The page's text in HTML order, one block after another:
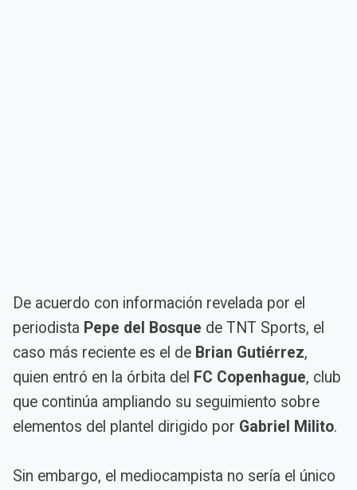
De acuerdo con información revelada por el
periodista Pepe del Bosque de TNT Sports, el
caso más reciente es el de Brian Gutiérrez,
quien entró en la órbita del FC Copenhague, club
que continúa ampliando su seguimiento sobre
elementos del plantel dirigido por Gabriel Milito.
Sin embargo, el mediocampista no sería el único